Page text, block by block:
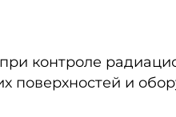
контроле
поверхностей и